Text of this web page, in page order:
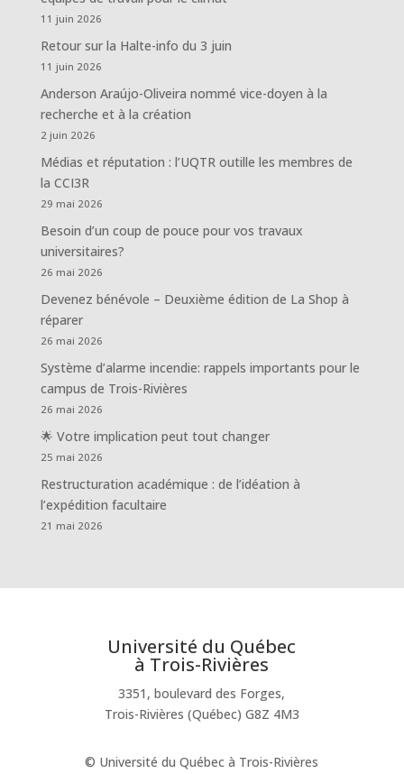
11 juin 2026
Retour sur la Halte-info du 3 juin
11 juin 2026
Anderson Araújo-Oliveira nommé vice-doyen à la
recherche et à la création
2 juin 2026
Médias et réputation : l’UQTR outille les membres de
la CCI3R
29 mai 2026
Besoin d’un coup de pouce pour vos travaux
universitaires?
26 mai 2026
Devenez bénévole – Deuxième édition de La Shop à
réparer
26 mai 2026
Système d’alarme incendie: rappels importants pour le
campus de Trois-Rivières
26 mai 2026
🌟 Votre implication peut tout changer
25 mai 2026
Restructuration académique : de l’idéation à
l’expédition facultaire
21 mai 2026
Université du Québec
à Trois-Rivières
3351, boulevard des Forges,
Trois-Rivières (Québec) G8Z 4M3
© Université du Québec à Trois-Rivières